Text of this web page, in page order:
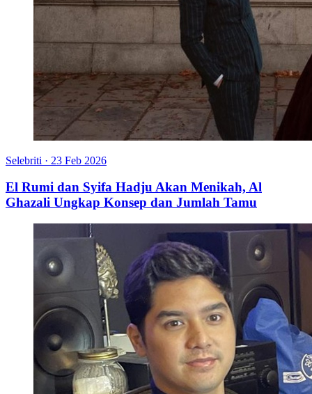
Selebriti · 23 Feb 2026
El Rumi dan Syifa Hadju Akan Menikah, Al
Ghazali Ungkap Konsep dan Jumlah Tamu